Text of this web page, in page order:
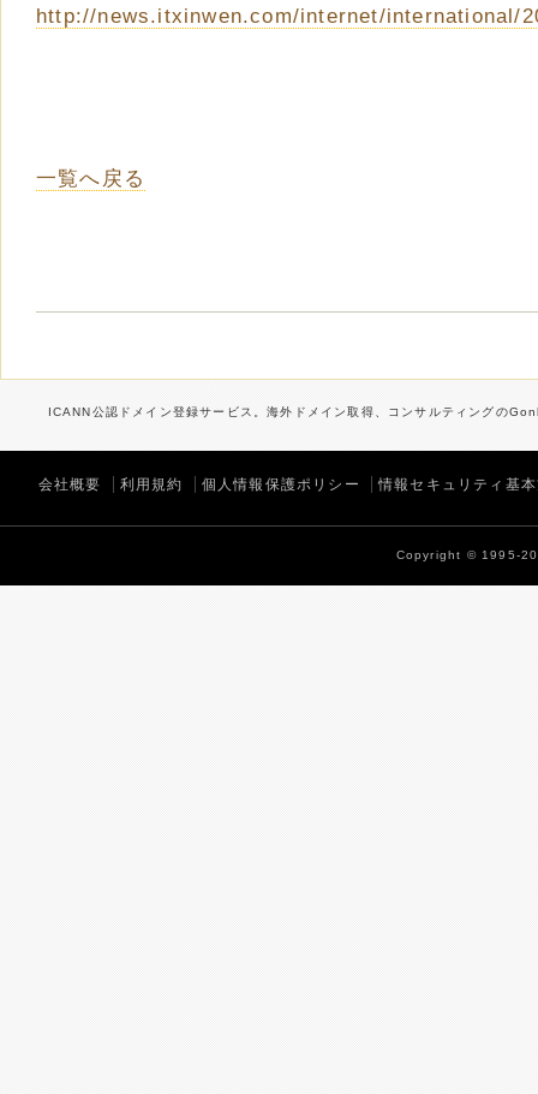
http://news.itxinwen.com/internet/international/
一覧へ戻る
ICANN公認ドメイン登録サービス。海外ドメイン取得、コンサルティングの
会社概要 利用規約 個人情報保護ポリシー 情報セキュリティ基
Copyright © 1995-